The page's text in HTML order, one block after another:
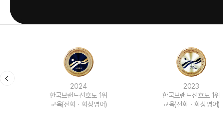
한국브랜드선호도 1위
교육(전화ㆍ화상영어)
한국브랜드선호도 1위
교육(전화ㆍ화상영어)